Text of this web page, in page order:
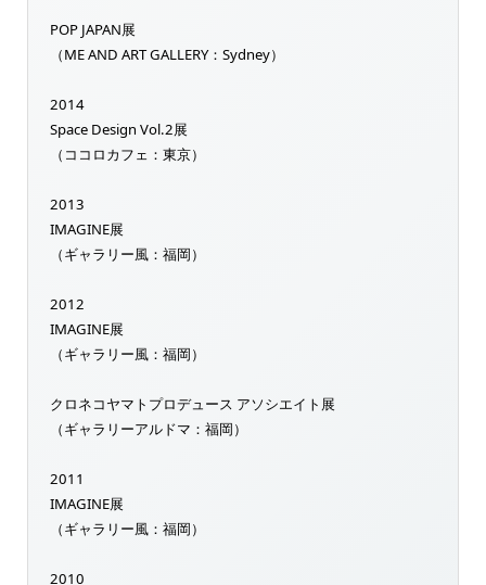
POP JAPAN展
（ME AND ART GALLERY：Sydney）
2014
Space Design Vol.2展
（ココロカフェ：東京）
2013
IMAGINE展
（ギャラリー風：福岡）
2012
IMAGINE展
（ギャラリー風：福岡）
クロネコヤマトプロデュース アソシエイト展
（ギャラリーアルドマ：福岡）
2011
IMAGINE展
（ギャラリー風：福岡）
2010